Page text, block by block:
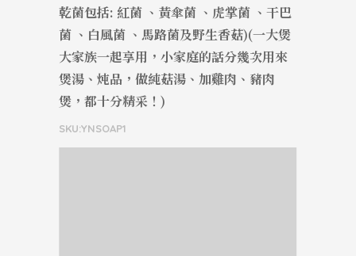
乾菌包括: 紅菌 、黃傘菌 、虎掌菌 、干巴
菌 、白風菌 、馬路菌及野生香菇)(一大煲
大家族一起享用，小家庭的話分幾次用來
煲湯、炖品，做純菇湯、加雞肉、豬肉
煲，都十分精采！)
SKU:YNSOAP1